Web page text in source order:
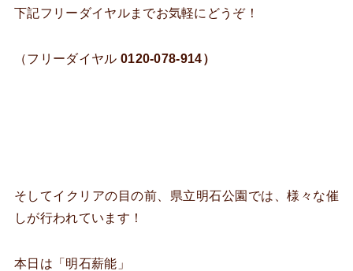
下記フリーダイヤルまでお気軽にどうぞ！
（フリーダイヤル 0120-078-914）
そしてイクリアの目の前、県立明石公園では、様々な催
しが行われています！
本日は「明石薪能」